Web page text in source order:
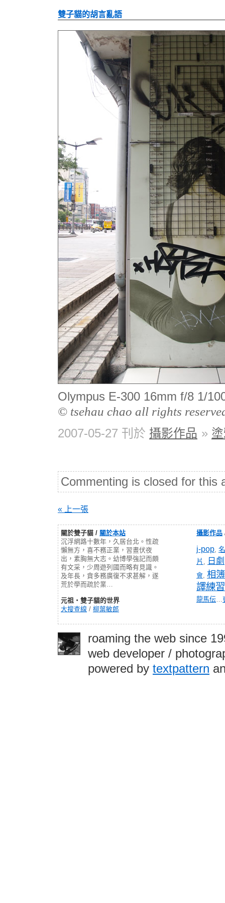
雙子貓的胡言亂語
Olympus E-300 16mm f/8 1/
© tsehau chao all rights
2007-05-27 刊於 攝影作品 »
Commenting is closed for this
« 上一張
關於雙子貓 / 關於本站
沉浮網路十數年，久居台北。性疏
懶無方，喜不務正業，習晝伏夜
出，素胸無大志。幼博學強記而頗
有文采，少周遊列國而略有見識。
及年長，貪多務廣復不求甚解，遂
荒於學而疏於業…
元祖‧雙子貓的世界
大搜查線 / 柳葉敏郎
攝影作品
j-pop,
片 , 日劇
會, 相簿
譯練習
龍馬伝…
roaming the web since
web developer /
powered by textpattern